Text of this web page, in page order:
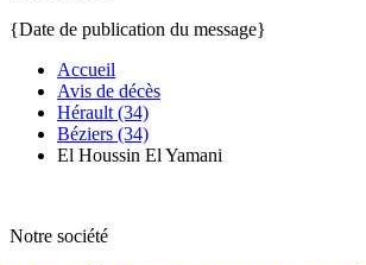
{Date de publication du message}
Accueil
Avis de décès
Hérault (34)
Béziers (34)
El Houssin El Yamani
Notre société